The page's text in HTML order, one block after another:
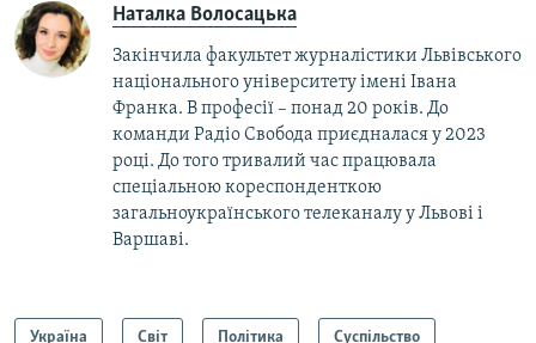
Наталка Волосацька
Закінчила факультет журналістики Львівського
національного університету імені Івана
Франка. В професії – понад 20 років. До
команди Радіо Свобода приєдналася у 2023
році. До того тривалий час працювала
спеціальною кореспонденткою
загальноукраїнського телеканалу у Львові і
Варшаві.
Україна Світ Політика Суспільство